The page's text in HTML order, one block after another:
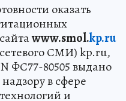
оказать
www.smol.kp.ru
СМИ) kp.ru,
ФС77-80505 выдано
в сфере
и